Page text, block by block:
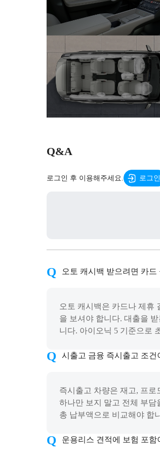
Q&A
로그인 후 이용해주세요. 로그인
오토 캐시백 받으려면 카
오토 캐시백은 카드나 제휴
을 보셔야 합니다. 대출을
니다. 아이오닉 5 기준으로
시출고 금융 즉시출고 조
즉시출고 차량은 재고, 프
하나만 보지 말고 전체 부
총 납부액으로 비교해야 합
운용리스 견적에 보험 포